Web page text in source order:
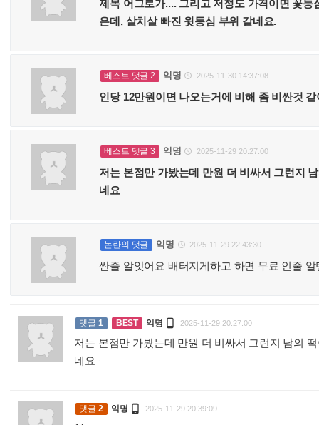
제목 어그로가.... 그리고 저정도 가격이면 꽃
은데, 살치살 빠진 윗등심 부위 같네요.
베스트 댓글 2 익명  2025-11-30 14:37:08
인당 12만원이면 나오는거에 비해 좀 비싼것 같
베스트 댓글 3 익명  2025-11-29 20:27:00
저는 본점만 가봤는데 만원 더 비싸서 그런지
네요
논란의 댓글 익명  2025-11-29 22:43:30
싼줄 알앗어요 배터지게하고 하면 무료 인줄 알
댓글 1 BEST 익명  2025-11-29 20:27:00
저는 본점만 가봤는데 만원 더 비싸서 그런지 남의
네요
댓글 2 익명  2025-11-29 20:39:09